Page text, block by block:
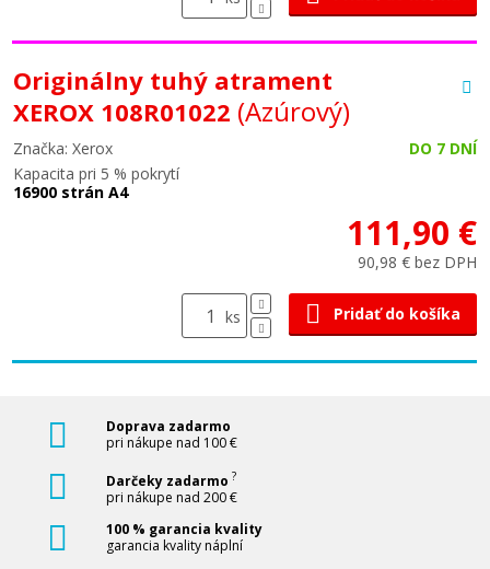
Originálny tuhý atrament
XEROX 108R01022 (Azúrový)
Značka: Xerox
DO 7 DNÍ
Kapacita pri 5 % pokrytí
16900 strán A4
111,90 €
90,98 € bez DPH
ks Pridať do košíka
Doprava zadarmo
pri nákupe nad 100 €
Darčeky zadarmo ?
pri nákupe nad 200 €
100 % garancia kvality
garancia kvality náplní